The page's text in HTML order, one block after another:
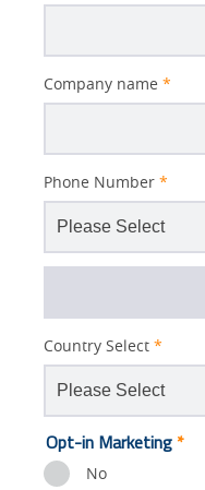
Company name *
Phone Number *
Country Select *
Lead
Source
Detail
Opt-in Marketing *
No